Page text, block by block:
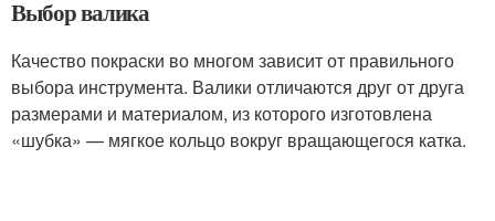
Выбор валика
Качество покраски во многом зависит от правильного
выбора инструмента. Валики отличаются друг от друга
размерами и материалом, из которого изготовлена
«шубка» — мягкое кольцо вокруг вращающегося катка.